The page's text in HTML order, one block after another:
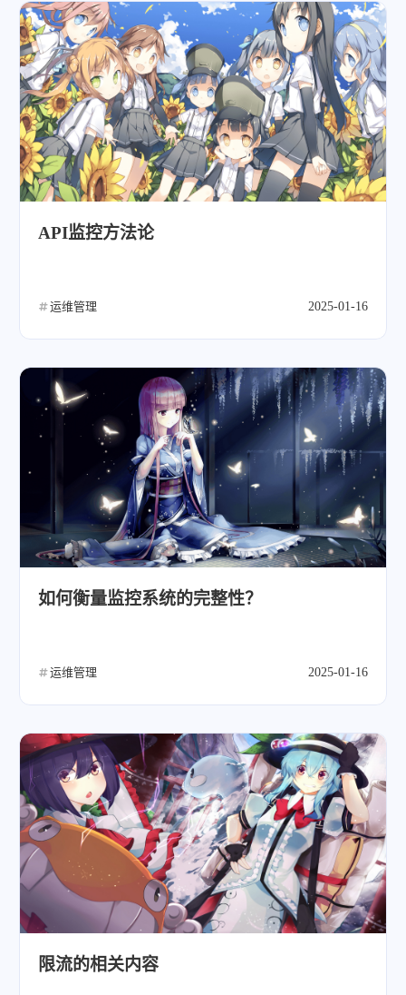
API监控方法论
运维管理 2025-01-16
如何衡量监控系统的完整性？
运维管理 2025-01-16
限流的相关内容